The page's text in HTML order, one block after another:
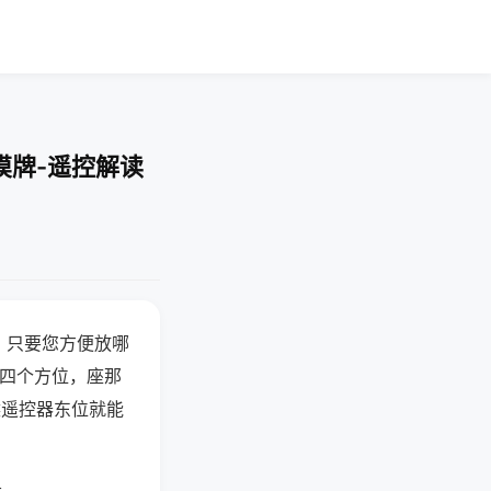
牌-遥控解读
要您方便放哪
个方位，座那
控器东位就能